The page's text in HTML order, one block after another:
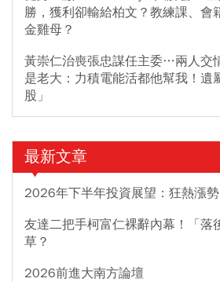
勝，獲利卻輸給柏文？教練課、
金雞母？
黃崇仁治喪張忠謀任主委…兩人交
是老大：力積電能活都他幫我！遺
股」
最新文章
2026年下半年投資展望：狂熱漲
友達二把手柯富仁裸辭內幕！「落
草？
2026前進大南方論壇